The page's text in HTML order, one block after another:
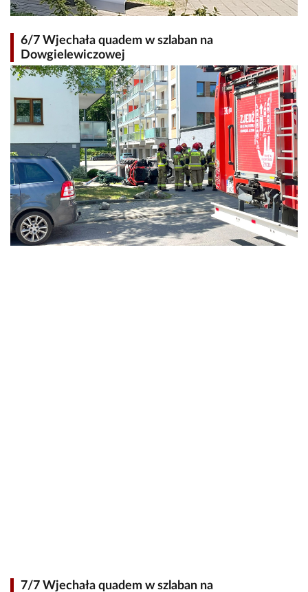
6/7 Wjechała quadem w szlaban na
Dowgielewiczowej
7/7 Wjechała quadem w szlaban na